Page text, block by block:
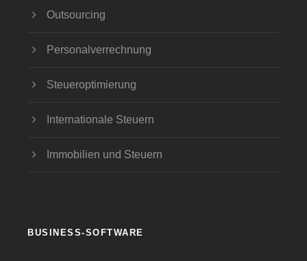
Outsourcing
Personalverrechnung
Steueroptimierung
Internationale Steuern
Immobilien und Steuern
BUSINESS-SOFTWARE